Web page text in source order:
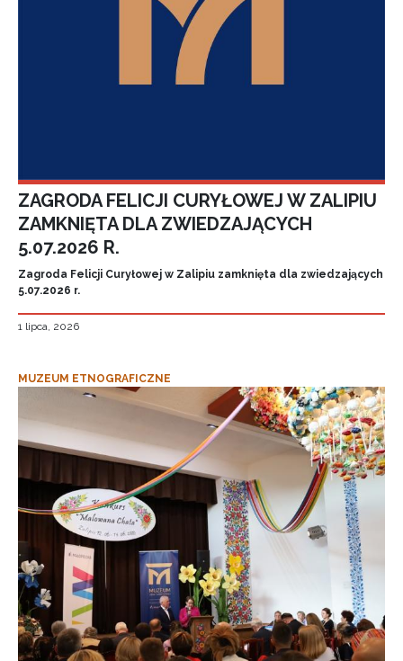
ZAGRODA FELICJI CURYŁOWEJ W ZALIPIU
ZAMKNIĘTA DLA ZWIEDZAJĄCYCH
5.07.2026 R.
Zagroda Felicji Curyłowej w Zalipiu zamknięta dla zwiedzających
5.07.2026 r.
1 lipca, 2026
MUZEUM ETNOGRAFICZNE